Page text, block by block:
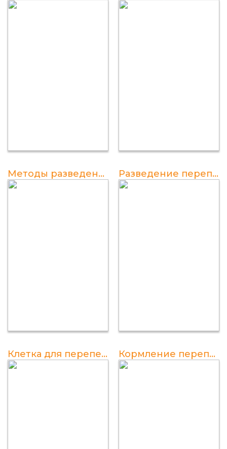
Методы разведения перепелов в домашних условиях Разведение перепелов в домашних условиях: советы для успешного старта
Клетка для перепелов из пластиковых ящиков Кормление перепелов в домашних условиях